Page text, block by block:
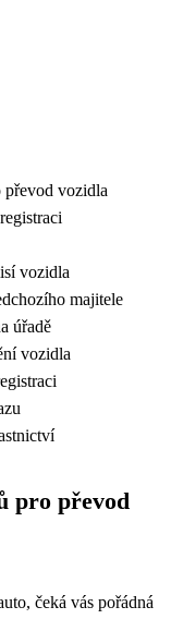
převod vozidla
vozidla
majitele
úřadě
vozidla
pro převod
čeká vás pořádná